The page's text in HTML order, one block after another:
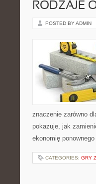
RODZAJE
POSTED BY ADMIN
znaczenie zarówno
pokazuje, jak
ekonomię
CATEGORIES: GRY